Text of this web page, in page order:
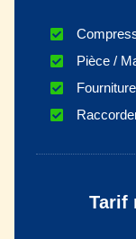
Pièce /
Tarif